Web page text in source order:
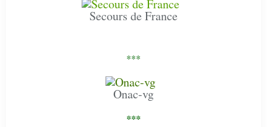
Secours de France
***
Onac-vg
***